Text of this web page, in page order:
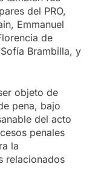
del PRO,
Emmanuel
de
Brambilla, y
objeto de
pena, bajo
del acto
penales
la
relacionados